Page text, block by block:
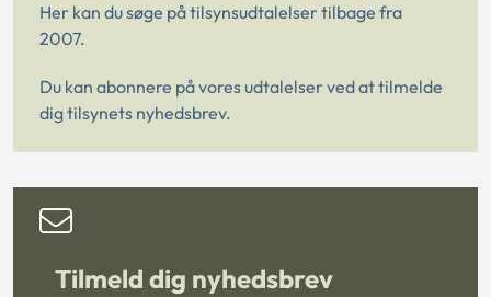
Her kan du søge på tilsynsudtalelser tilbage fra
2007.
Du kan abonnere på vores udtalelser ved at tilmelde
dig tilsynets nyhedsbrev.
Tilmeld dig nyhedsbrev